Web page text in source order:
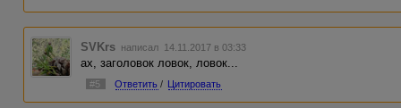
SVKrs написал 14.11.2017 в 03:33
ах, заголовок ловок, ловок...
#5 Ответить / Цитировать